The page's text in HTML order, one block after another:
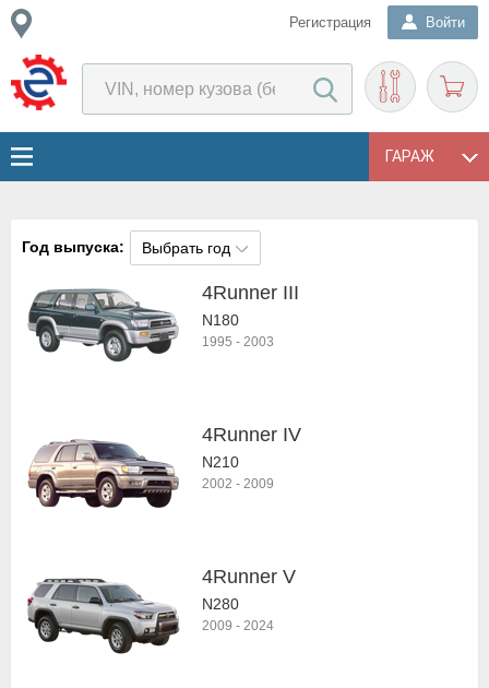
Регистрация Войти
ГАРАЖ
Год выпуска: Выбрать год
4Runner III
N180
1995 - 2003
4Runner IV
N210
2002 - 2009
4Runner V
N280
2009 - 2024